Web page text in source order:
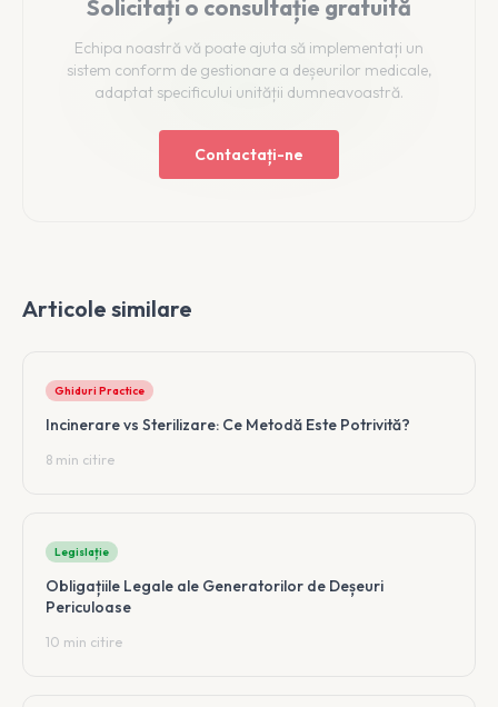
tratament, se emite certificatul de eliminare care
confirmă conformitatea procesului.
Solicitați o consultație gratuită
Echipa noastră vă poate ajuta să implementați un
sistem conform de gestionare a deșeurilor medicale,
adaptat specificului unității dumneavoastră.
Contactați-ne
Articole similare
Ghiduri Practice
Incinerare vs Sterilizare: Ce Metodă Este Potrivită?
8 min citire
Legislație
Obligațiile Legale ale Generatorilor de Deșeuri
Periculoase
10 min citire